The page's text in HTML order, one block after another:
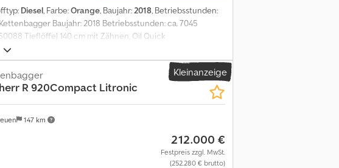
Diesel, Farbe:Orange, Baujahr:2018, Betriebsstunden:
Baujahr: 2018 Betriebsstunden: ca. 7045
Tieflöffel 140 cm mit Zähnen, Oil Quick
Luftsitz Finanzierung möglich Crsdpfx Akozq Sgns Djf
Lieferung in deutsche Häfen gegen Aufpreis möglich - -
EU-Länder) nehmen wir als MwSt-Sicherheit
Erhalt der unsererseits zu benennenden Belege erhält der
PREIS NETTO-EXPORTPREIS: 49.900, - Euro,
Daniel , Francais: Katharina , Espanol: Justino , Ex-
Marken und Baujahre. - -- Wollen Sie uns
= Weitere Informationen = Leergewicht: 18.200 kg
Kleinanzeige
147 km
R 920Compact Litronic
212.000 €
Festpreis zzgl. MwSt.
(252.280 € brutto)